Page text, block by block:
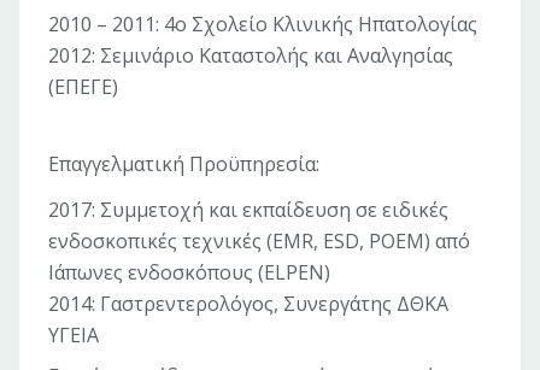
2010 – 2011: 4ο Σχολείο Κλινικής Ηπατολογίας
2012: Σεμινάριο Καταστολής και Αναλγησίας
(ΕΠΕΓΕ)
Επαγγελματική Προϋπηρεσία:
2017: Συμμετοχή και εκπαίδευση σε ειδικές
ενδοσκοπικές τεχνικές (EMR, ESD, POEM) από
Ιάπωνες ενδοσκόπους (ELPEN)
2014: Γαστρεντερολόγος, Συνεργάτης ΔΘΚΑ
ΥΓΕΙΑ